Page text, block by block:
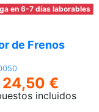
en 6-7 días laborables
de Frenos
24,50 €
incluidos